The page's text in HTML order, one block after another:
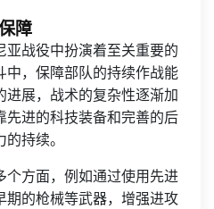
障
亚战役中扮演着至关重要的
中，保障部队的持续作战能
进展，战术的复杂性逐渐加
先进的科技装备和完善的后
持续。
个方面，例如通过使用先进
期的枪械等武器，增强进攻